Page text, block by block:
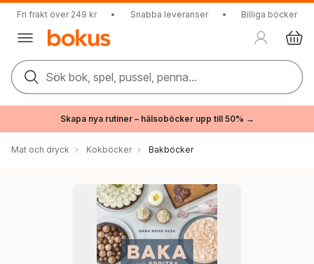
Fri frakt över 249 kr • Snabba leveranser • Billiga böcker
Sök bok, spel, pussel, penna...
Skapa nya rutiner – hälsoböcker upp till 50% →
Mat och dryck Kokböcker Bakböcker